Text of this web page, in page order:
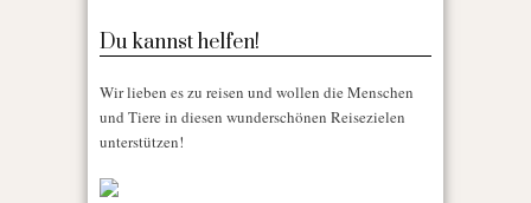
Du kannst helfen!
Wir lieben es zu reisen und wollen die Menschen
und Tiere in diesen wunderschönen Reisezielen
unterstützen!